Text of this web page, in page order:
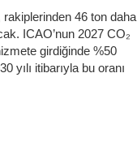
rakiplerinden 46 ton daha
ICAO’nun 2027 CO₂
girdiğinde %50
yılı itibarıyla bu oranı